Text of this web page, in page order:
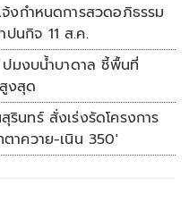
งกำหนดการสวดอภิธรรม
นกิจ 11 ส.ค.
มงบน้ำบาดาล ชี้พื้นที่
งสุด
นทร์ สั่งเร่งรัดโครงการ
าควาย-เนิน 350'